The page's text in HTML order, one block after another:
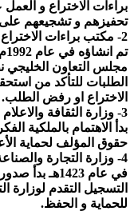
براءات الاختراع و
تحفيزهم و تشجيعهم على
2- مكتب براءات الاختراع لدول مجلس التعاون الخليجي
مجلس التعاون الخليجي
الطلبات للتأكد من
الاختراع او رفض الطلب.
3- وزارة الثقافة والاعلام
حقوق المؤلف لحماية
4- وزارة التجارة والصناعة
في عام
التسجيل التقدم لوزارة
للحماية و الحفظ.